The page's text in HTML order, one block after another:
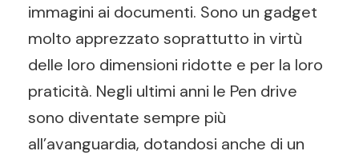
immagini ai documenti. Sono un gadget
molto apprezzato soprattutto in virtù
delle loro dimensioni ridotte e per la loro
praticità. Negli ultimi anni le Pen drive
sono diventate sempre più
all’avanguardia, dotandosi anche di un